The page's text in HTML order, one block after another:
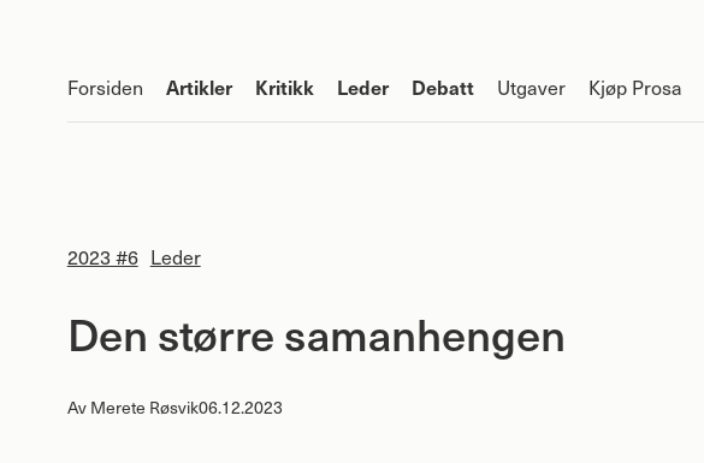
Forsiden Artikler Kritikk Leder Debatt Utgaver Kjøp Prosa
2023 #6 Leder
Den større samanhengen
AvMerete Røsvik06.12.2023